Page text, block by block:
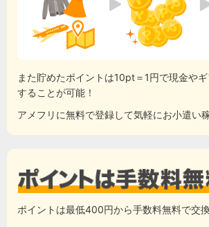
また貯めたポイントは10pt＝1円で現金や
することが可能！
アメフリに無料で登録して気軽にお小遣い
ポイントは最低400円から手数料無料で交換